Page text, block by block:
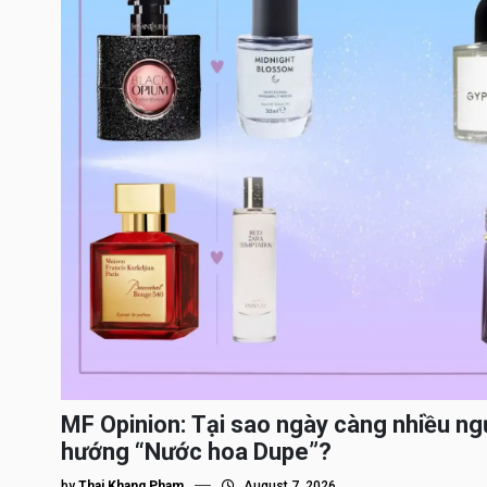
MF Opinion: Tại sao ngày càng nhiều
hướng “Nước hoa Dupe”?